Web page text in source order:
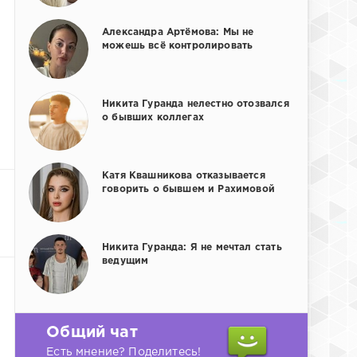
Александра Артёмова: Мы не
можешь всё контролировать
Никита Гуранда нелестно отозвался
о бывших коллегах
Катя Квашникова отказывается
говорить о бывшем и Рахимовой
Никита Гуранда: Я не мечтал стать
ведущим
Общий чат
Есть мнение? Поделитесь!